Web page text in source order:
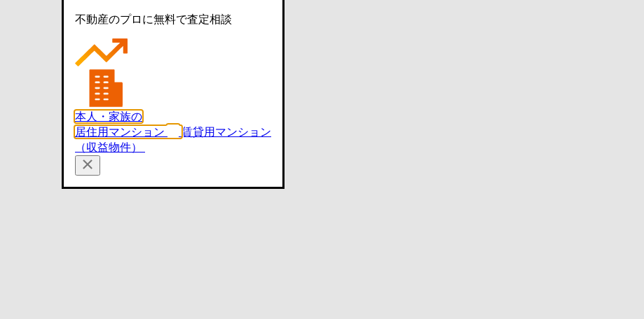
不動産のプロに無料で査定相談
本人・家族の
居住用マンション
賃貸用マンション
（収益物件）